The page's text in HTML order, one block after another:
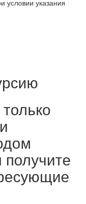
условии указания
получите